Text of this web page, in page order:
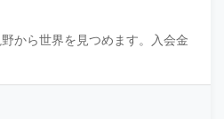
から世界を見つめます。入会金